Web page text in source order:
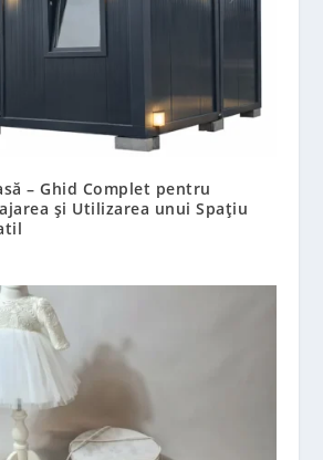
– Ghid Complet pentru
și Utilizarea unui Spațiu